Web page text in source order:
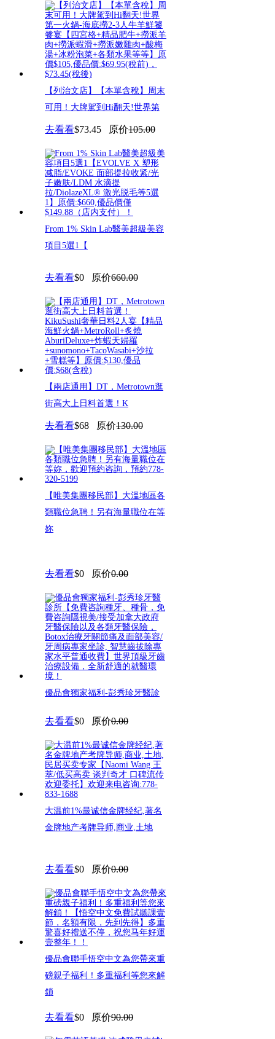
【列治文店】【本單含稅】周末
可用！大牌駕到Hi翻天!世界第
去看看$73.45 原价105.00
From 1% Skin Lab醫美超級美容
項目5選1​【
去看看$0 原价660.00
【兩店通用】DT，Metrotown逛
街高大上日料首選！K
去看看$68 原价130.00
【唯美集團移民部】大溫地區各
類職位急聘！另有海量職位在等
妳
去看看$0 原价0.00
優品會獨家福利-彭秀珍牙醫診
咨
去看看$0 原价0.00
大温前1%最诚信金牌经纪,著名
金牌地产考牌导师,商业,土地
去看看$0 原价0.00
優品會聯手悟空中文為您帶來重
磅親子福利！多重福利等您來解
鎖
去看看$0 原价90.00